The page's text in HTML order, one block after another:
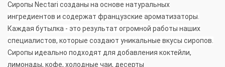
Сиропы Nectari созданы на основе натуральных
ингредиентов и содержат французские ароматизаторы.
Каждая бутылка - это результат огромной работы наших
специалистов, которые создают уникальные вкусы сиропов.
Сиропы идеально подходят для добавления коктейли,
лимонады, кофе, холодные чаи, десерты